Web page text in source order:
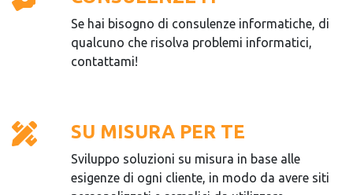
Se hai bisogno di consulenze informatiche, di
qualcuno che risolva problemi informatici,
contattami!
SU MISURA PER TE
Sviluppo soluzioni su misura in base alle
esigenze di ogni cliente, in modo da avere siti